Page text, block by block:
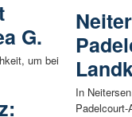
G.
um bei
In